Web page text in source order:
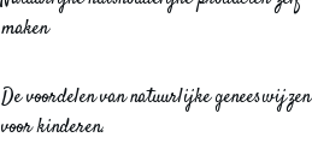
maken
De voordelen van natuurlijke geneeswijzen
voor kinderen.